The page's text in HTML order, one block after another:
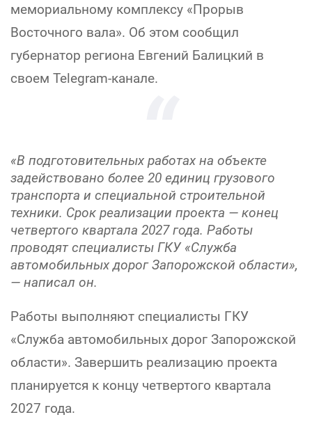
мемориальному комплексу «Прорыв
Восточного вала». Об этом сообщил
губернатор региона Евгений Балицкий в
своем Telegram-канале.
«В подготовительных работах на объекте
задействовано более 20 единиц грузового
транспорта и специальной строительной
техники. Срок реализации проекта — конец
четвертого квартала 2027 года. Работы
проводят специалисты ГКУ «Служба
автомобильных дорог Запорожской области»,
— написал он.
Работы выполняют специалисты ГКУ
«Служба автомобильных дорог Запорожской
области». Завершить реализацию проекта
планируется к концу четвертого квартала
2027 года.